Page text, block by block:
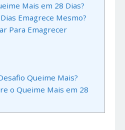
Mais em 28 Dias?
Emagrece Mesmo?
Para Emagrecer
Queime Mais?
o Queime Mais em 28